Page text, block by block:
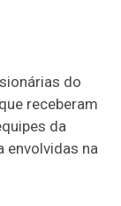
do
receberam
da
envolvidas na